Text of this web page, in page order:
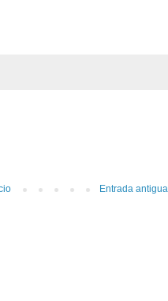
Entrada antigua